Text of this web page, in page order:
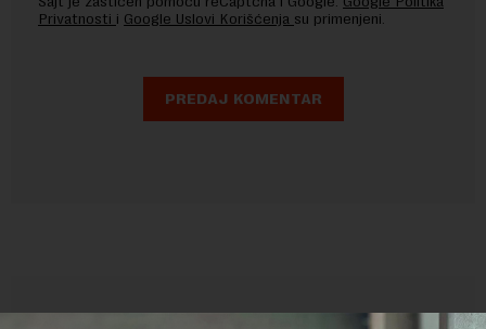
Privatnosti i Google Uslovi Korišćenja su primenjeni.